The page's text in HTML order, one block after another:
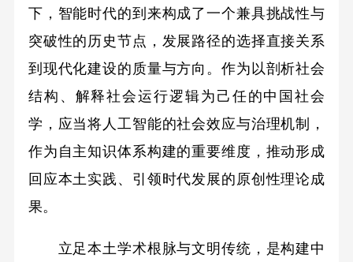
下，智能时代的到来构成了一个兼具挑战性与
突破性的历史节点，发展路径的选择直接关系
到现代化建设的质量与方向。作为以剖析社会
结构、解释社会运行逻辑为己任的中国社会
学，应当将人工智能的社会效应与治理机制，
作为自主知识体系构建的重要维度，推动形成
回应本土实践、引领时代发展的原创性理论成
果。
立足本土学术根脉与文明传统，是构建中